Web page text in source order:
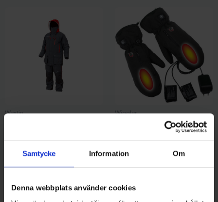
Samtycke Information Om
Denna webbplats använder cookies
Westin
2 399 kr
Wiggler
Wiggler Värmevantar - XXXL
949 kr